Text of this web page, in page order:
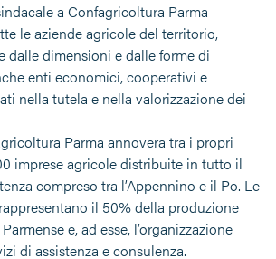
a Confagricoltura Parma
le aziende agricole del territorio,
dalle dimensioni e dalle forme di
enti economici, cooperativi e
nella tutela e nella valorizzazione dei
Parma annovera tra i propri
imprese agricole distribuite in tutto il
compreso tra l’Appennino e il Po. Le
il 50% della produzione
e, ad esse, l’organizzazione
di assistenza e consulenza.